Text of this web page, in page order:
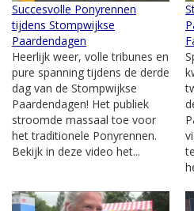
Succesvolle Ponyrennen
tijdens Stompwijkse
Paardendagen
Heerlijk weer, volle tribunes en
pure spanning tijdens de derde
dag van de Stompwijkse
Paardendagen! Het publiek
stroomde massaal toe voor
het traditionele Ponyrennen.
Bekijk in deze video het...